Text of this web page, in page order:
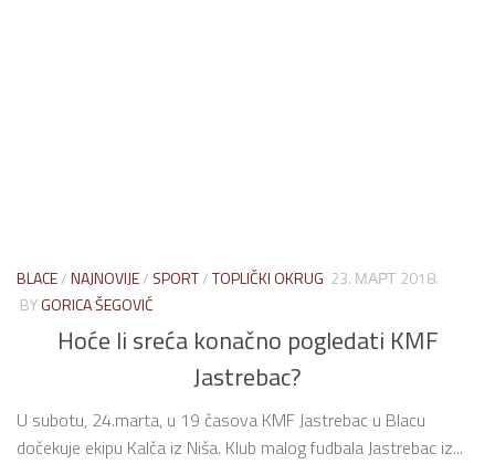
BLACE/NAJNOVIJE/ SPORT/TOPLIČKI OKRUG 23. МАРТ 2018.
BYGORICA ŠEGOVIĆ
Hoće li sreća konačno pogledati KMF
Jastrebac?
U subotu, 24.marta, u 19 časova KMF Jastrebac u Blacu
dočekuje ekipu Kalča iz Niša. Klub malog fudbala Jastrebac iz...